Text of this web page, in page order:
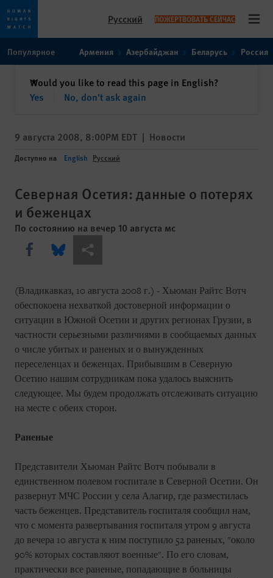
toto
content
Русский ПОЖЕРТВОВАТЬ СЕЙЧАС
Популярное Армения Азербайджан Беларусь Россия
Would you like to read this page in English?
Yes
No, don't ask again
✕закрыть
9 августа 2008, 8:00PM EDT | Новости
Доступно на English Русский
Северная Осетия: данные о потерях
и беженцах
По состоянию на вечер 10 августа мс
Share this via Facebook
Share this via Bluesky
Share this via Поделиться
(Владикавказ, 10 августа 2008 г.) - Хьюман Райтс Вотч
обеспокоена нехваткой достоверной информации о
ситуации в Южной Осетии и других регионах Грузии, в
частности серьезными различиями в сообщаемых данных
о числе убитых и раненых и о вынужденных
переселенцах и беженцах. Прибывшим в Северную
Осетию нашим сотрудникам пока удалось выяснить
следующее. Мы будем продолжать отслеживать ситуацию
на месте с обеих сторон.
Раненые
Представители Хьюман Райтс Вотч побывали в
единственном полевом госпитале в Северной Осетии. Он
развернут МЧС России у села Алагир, где разместилась
часть беженцев. Представитель госпиталя сообщил нам,
что с момента развертывания госпиталя утром 9 августа
до вечера 10 августа к ним поступило 52 раненых, "около
90% которых составляют военные". По его словам,
практически все раненые, попадающие в больницы